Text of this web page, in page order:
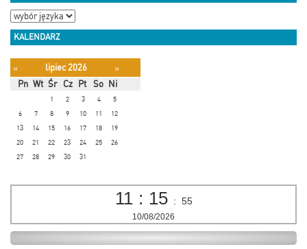
KALENDARZ
« lipiec 2026
»
Pn Wt Śr Cz Pt So Ni
1 2 3 4
5
6
7 8 9 10 11
12
13
14 15 16 17 18
19
20
21 22 23 24 25
26
27
28 29 30 31
11 : 15 : 55
10/08/2026